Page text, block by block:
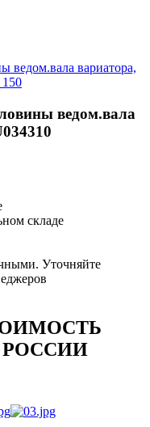
ведом.вала
складе
Уточняйте